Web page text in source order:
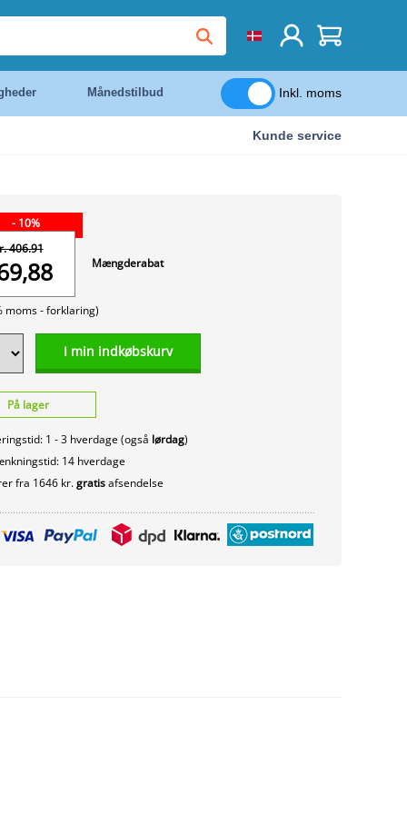
Månedstilbud Inkl. moms
Kunde service
- 10%
406.91
moms -forklaring)
Mængderabat
I min indkøbskurv
På lager
1 - 3 hverdage (også lørdag)
14 hverdage
fra 1646 kr.gratisafsendelse